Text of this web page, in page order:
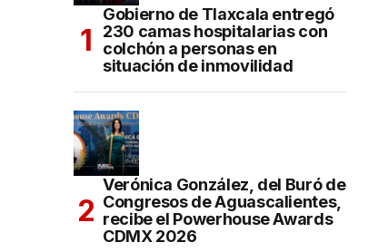
Gobierno de Tlaxcala entregó
230 camas hospitalarias con
colchón a personas en
situación de inmovilidad
Verónica González, del Buró de
Congresos de Aguascalientes,
recibe el Powerhouse Awards
CDMX 2026